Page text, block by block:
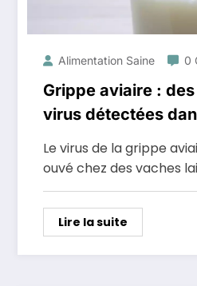
Alimentation Saine 0
Grippe aviaire :
virus détectées
et pasteurisé
Le virus de la grippe
ouvé chez des vaches
Lire la suite